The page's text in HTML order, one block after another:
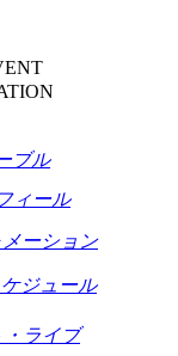
ブル
ィール
ーション
ジュール
・ライブ